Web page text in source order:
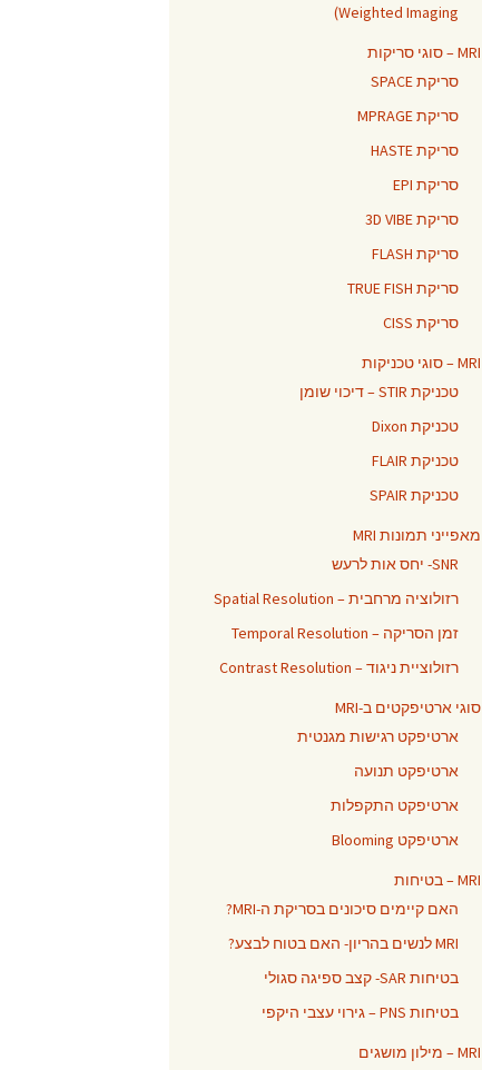
Weighted Imaging)
MRI – סוגי סריקות
סריקת SPACE
סריקת MPRAGE
סריקת HASTE
סריקת EPI
סריקת 3D VIBE
סריקת FLASH
סריקת TRUE FISH
סריקת CISS
MRI – סוגי טכניקות
טכניקת STIR – דיכוי שומן
טכניקת Dixon
טכניקת FLAIR
טכניקת SPAIR
מאפייני תמונות MRI
SNR- יחס אות לרעש
רזולוציה מרחבית – Spatial Resolution
זמן הסריקה – Temporal Resolution
רזולוציית ניגוד – Contrast Resolution
סוגי ארטיפקטים ב-MRI
ארטיפקט רגישות מגנטית
ארטיפקט תנועה
ארטיפקט התקפלות
ארטיפקט Blooming
MRI – בטיחות
האם קיימים סיכונים בסריקת ה-MRI?
MRI לנשים בהריון- האם בטוח לבצע?
בטיחות SAR- קצב ספיגה סגולי
בטיחות PNS – גירוי עצבי היקפי
MRI – מילון מושגים